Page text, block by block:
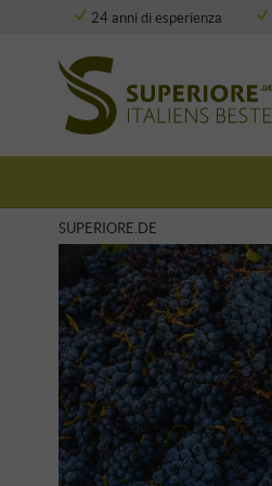
24 anni di esperienza
SUPERIORE.DE